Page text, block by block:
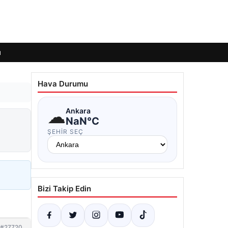
Hava Durumu
☁Ankara
NaN°C
ŞEHIR SEÇ
Bizi Takip Edin